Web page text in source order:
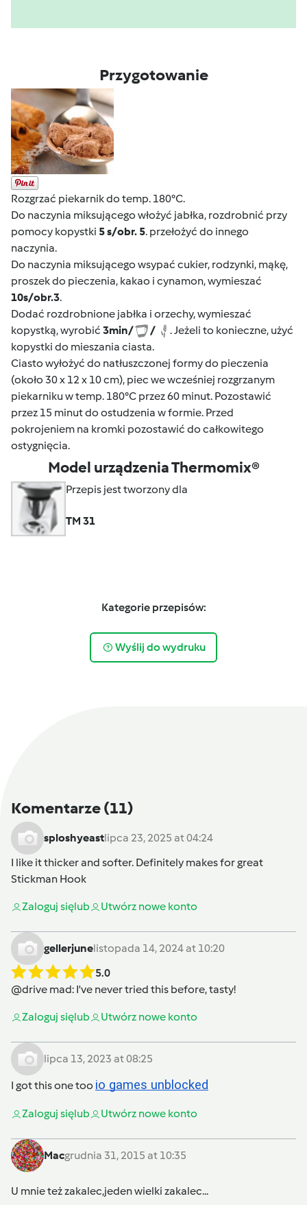
Przygotowanie
Rozgrzać piekarnik do temp. 180°C.
Do naczynia miksującego włożyć jabłka, rozdrobnić przy
pomocy kopystki 5 s/obr. 5. przełożyć do innego
naczynia.
Do naczynia miksującego wsypać cukier, rodzynki, mąkę,
proszek do pieczenia, kakao i cynamon, wymieszać
10s/obr.3.
Dodać rozdrobnione jabłka i orzechy, wymieszać
kopystką, wyrobić 3min/ /
. Jeżeli to konieczne, użyć
kopystki do mieszania ciasta.
Ciasto wyłożyć do natłuszczonej formy do pieczenia
(około 30 x 12 x 10 cm), piec we wcześniej rozgrzanym
piekarniku w temp. 180°C przez 60 minut. Pozostawić
przez 15 minut do ostudzenia w formie. Przed
pokrojeniem na kromki pozostawić do całkowitego
ostygnięcia.
Model urządzenia Thermomix®
Przepis jest tworzony dla
TM 31
Kategorie przepisów:
Wyślij do wydruku
Komentarze(11)
sploshyeastlipca 23, 2025 at 04:24
I like it thicker and softer. Definitely makes for great
Stickman Hook
Zaloguj sięlub Utwórz nowe konto
gellerjunelistopada 14, 2024 at 10:20
5.0
@drive mad: I've never tried this before, tasty!
Zaloguj sięlub Utwórz nowe konto
lipca 13, 2023 at 08:25
I got this one too io games unblocked
Zaloguj sięlub Utwórz nowe konto
Macgrudnia 31, 2015 at 10:35
U mnie też zakalec,jeden wielki zakalec...